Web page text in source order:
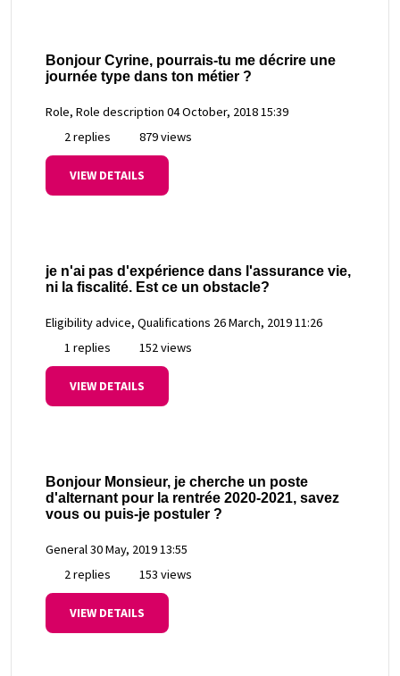
Bonjour Cyrine, pourrais-tu me décrire une
journée type dans ton métier ?
Role, Role description 04 October, 2018 15:39
2 replies
879 views
VIEW DETAILS
je n'ai pas d'expérience dans l'assurance vie,
ni la fiscalité. Est ce un obstacle?
Eligibility advice, Qualifications 26 March, 2019 11:26
1 replies
152 views
VIEW DETAILS
Bonjour Monsieur, je cherche un poste
d'alternant pour la rentrée 2020-2021, savez
vous ou puis-je postuler ?
General30 May, 2019 13:55
2 replies
153 views
VIEW DETAILS